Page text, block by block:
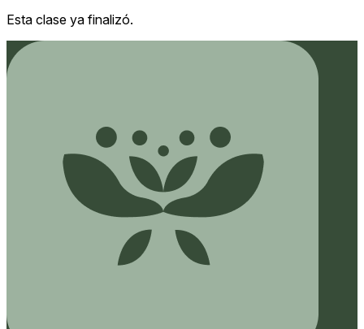
Esta clase ya finalizó.